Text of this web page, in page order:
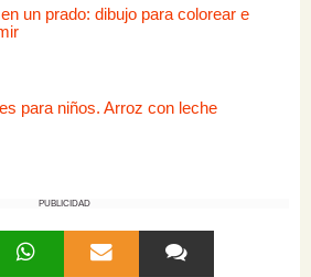
un prado: dibujo para colorear e
para niños. Arroz con leche
PUBLICIDAD